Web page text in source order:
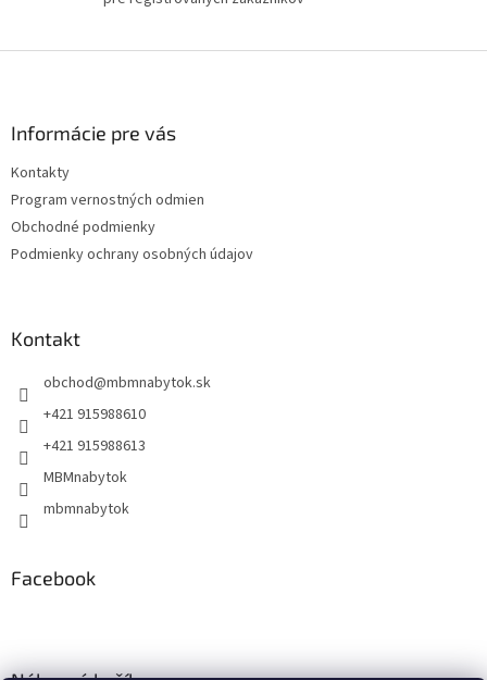
Informácie pre vás
Kontakty
Program vernostných odmien
Obchodné podmienky
Podmienky ochrany osobných údajov
Kontakt
obchod@mbmnabytok.sk
+421 915988610
+421 915988613
MBMnabytok
mbmnabytok
Facebook